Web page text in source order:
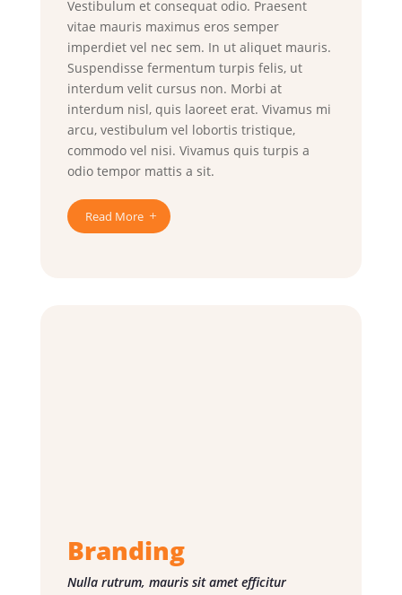
Vestibulum et consequat odio. Praesent
vitae mauris maximus eros semper
imperdiet vel nec sem. In ut aliquet mauris.
Suspendisse fermentum turpis felis, ut
interdum velit cursus non. Morbi at
interdum nisl, quis laoreet erat. Vivamus mi
arcu, vestibulum vel lobortis tristique,
commodo vel nisi. Vivamus quis turpis a
odio tempor mattis a sit.
Read More
Branding
Nulla rutrum, mauris sit amet efficitur